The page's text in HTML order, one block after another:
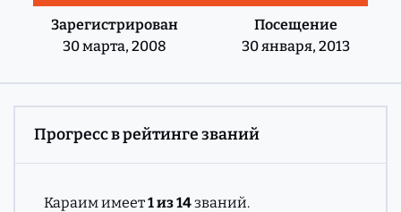
Зарегистрирован
30 марта, 2008
Посещение
30 января, 2013
Прогресс в рейтинге званий
Караим имеет1 из 14званий.